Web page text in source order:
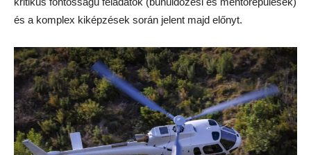
és a komplex kiképzések során jelent majd előnyt.